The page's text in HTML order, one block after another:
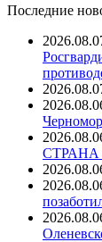
Последние
СТРАНА